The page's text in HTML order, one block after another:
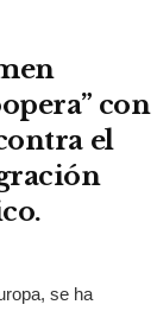
con
el
se ha